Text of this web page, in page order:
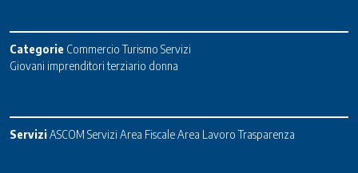
Categorie Commercio Turismo Servizi
Giovani imprenditori terziario donna
ServiziASCOM Servizi Area FiscaleArea Lavoro Trasparenza